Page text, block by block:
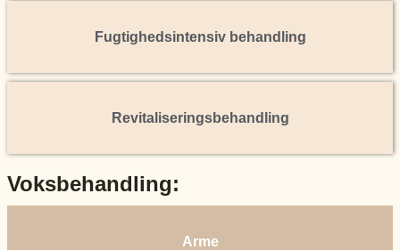
Fugtighedsintensiv behandling
Revitaliseringsbehandling
Voksbehandling:
Arme